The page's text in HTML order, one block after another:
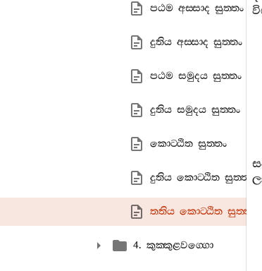
පඨම අස‍්සාද සුත‍්තං
දුතිය අස‍්සාද සුත‍්තං
පඨම සමුදය සුත‍්තං
දුතිය සමුදය සුත‍්තං
කොට‍්ඨිත සුත‍්තං
දුතිය කොට‍්ඨිත සුත‍්තං
තතිය කොට‍්ඨිත සුත‍්තං
4. කුක‍්කුළවග‍්ගො